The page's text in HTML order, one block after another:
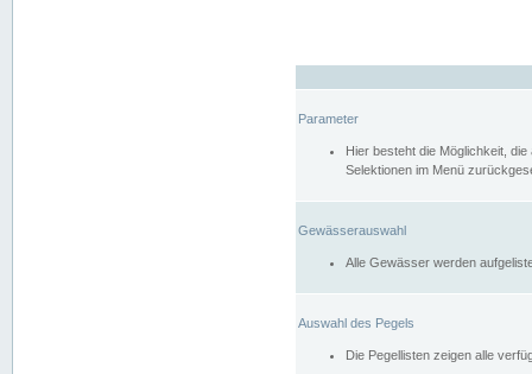
Parameter
Hier besteht die Möglichkeit,
Selektionen im Menü
Gewässerauswahl
Alle Gewässer werden
Auswahl des Pegels
Die Pegellisten zeigen alle